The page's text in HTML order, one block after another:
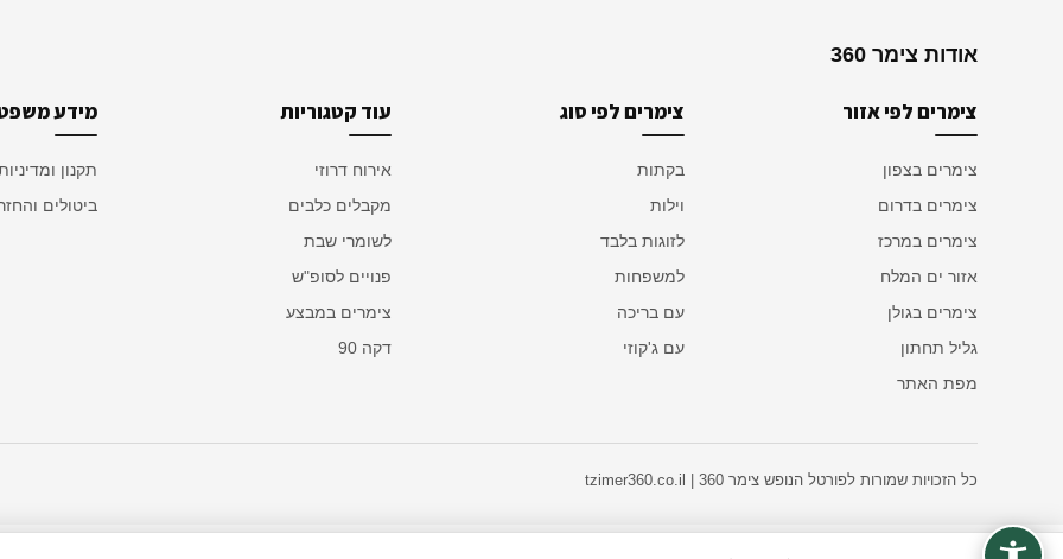
אודות צימר 360
צימרים לפי אזור
צימרים בצפון
צימרים בדרום
צימרים במרכז
אזור ים המלח
צימרים בגולן
גליל תחתון
מפת האתר
צימרים לפי סוג
בקתות
וילות
לזוגות בלבד
למשפחות
עם בריכה
עם ג'קוזי
עוד קטגוריות
אירוח דרוזי
מקבלים כלבים
לשומרי שבת
פנויים לסופ"ש
צימרים במבצע
דקה 90
מידע
תקנון
ביטולים
כל הזכויות שמורות לפורטל הנופש צימר 360 | tzimer360.co.il